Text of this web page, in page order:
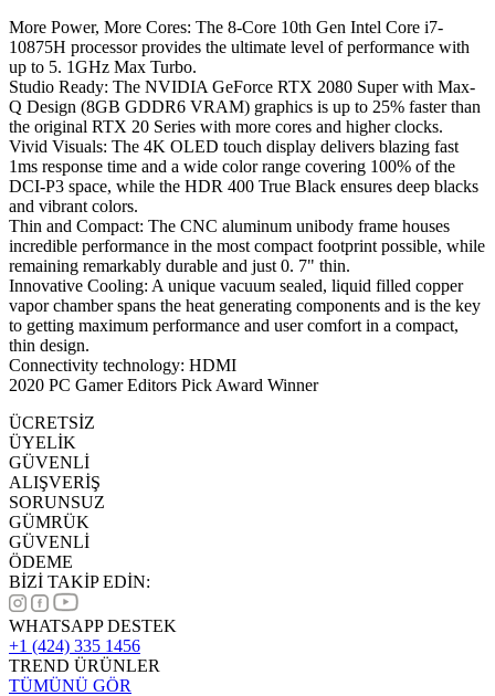
More Power, More Cores: The 8-Core 10th Gen Intel Core i7-
10875H processor provides the ultimate level of performance with
up to 5. 1GHz Max Turbo.
Studio Ready: The NVIDIA GeForce RTX 2080 Super with Max-
Q Design (8GB GDDR6 VRAM) graphics is up to 25% faster than
the original RTX 20 Series with more cores and higher clocks.
Vivid Visuals: The 4K OLED touch display delivers blazing fast
1ms response time and a wide color range covering 100% of the
DCI-P3 space, while the HDR 400 True Black ensures deep blacks
and vibrant colors.
Thin and Compact: The CNC aluminum unibody frame houses
incredible performance in the most compact footprint possible, while
remaining remarkably durable and just 0. 7" thin.
Innovative Cooling: A unique vacuum sealed, liquid filled copper
vapor chamber spans the heat generating components and is the key
to getting maximum performance and user comfort in a compact,
thin design.
Connectivity technology: HDMI
2020 PC Gamer Editors Pick Award Winner
ÜCRETSİZ
ÜYELİK
GÜVENLİ
ALIŞVERİŞ
SORUNSUZ
GÜMRÜK
GÜVENLİ
ÖDEME
BİZİ TAKİP EDİN:
WHATSAPP DESTEK
+1 (424) 335 1456
TREND ÜRÜNLER
TÜMÜNÜ GÖR